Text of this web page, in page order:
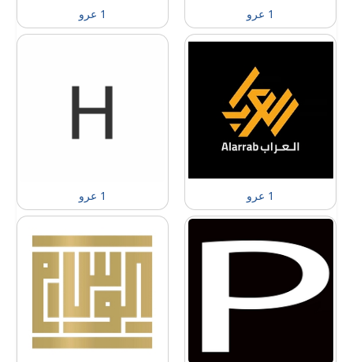
1 عرو 1 عرو
1 عرو 1 عرو